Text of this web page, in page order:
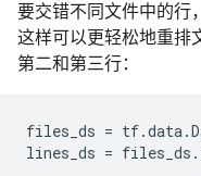
要交错不同文件中的行
这样可以更轻松地重排
第二和第三行：
files_ds = tf.data.
lines_ds = files_ds .